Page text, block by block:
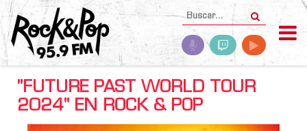
"FUTURE PAST WORLD TOUR
2024" EN ROCK & POP